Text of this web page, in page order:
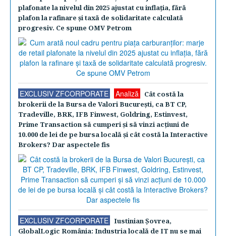
plafonate la nivelul din 2025 ajustat cu inflaţia, fără
plafon la rafinare şi taxă de solidaritate calculată
progresiv. Ce spune OMV Petrom
EXCLUSIV ZFCORPORATE Analiză
Cât costă la
brokerii de la Bursa de Valori Bucureşti, ca BT CP,
Tradeville, BRK, IFB Finwest, Goldring, Estinvest,
Prime Transaction să cumperi şi să vinzi acţiuni de
10.000 de lei de pe bursa locală şi cât costă la Interactive
Brokers? Dar aspectele fis
EXCLUSIV ZFCORPORATE
Iustinian Şovrea,
GlobalLogic România: Industria locală de IT nu se mai